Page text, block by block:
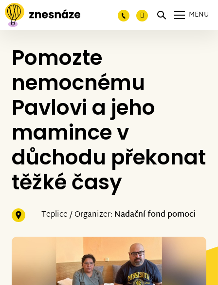
MENU
Pomozte
nemocnému
Pavlovi a jeho
mamince v
důchodu překonat
těžké časy
Teplice / Organizer: Nadační fond pomoci